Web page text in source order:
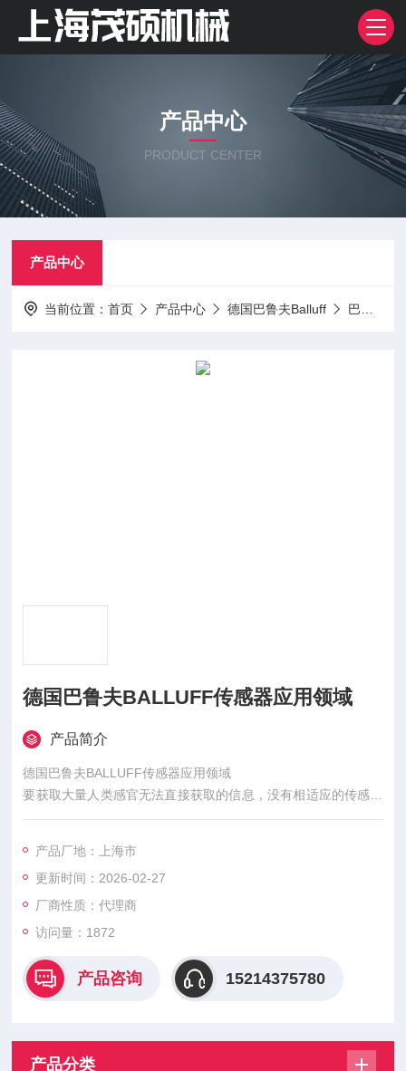
产品中心
PRODUCT CENTER
产品中心
当前位置：首页 产品中心 德国巴鲁夫Balluff 巴鲁夫Balluff传感器
德国巴鲁夫BALLUFF传感器应用领域
产品简介
德国巴鲁夫BALLUFF传感器应用领域
要获取大量人类感官无法直接获取的信息，没有相适应的传感器
是不可能的。许多基础科学研究的障碍，首先就在于对象信息的
往往会导致该领域内的突破。一些传感器的发展，往往是一些边
缘学科开发的。传感器早已渗透到诸如工业生产、宇宙开发、海
洋探测、环境保护、资源调查、医学诊断、生物工程、甚至文物
保护等等极其之泛
产品厂地：上海市
更新时间：2026-02-27
厂商性质：代理商
访问量：1872
产品咨询 15214375780
产品分类